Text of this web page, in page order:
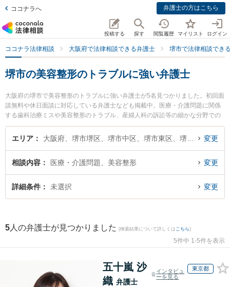
ココナラへ 弁護士の方はこちら
投稿する 探す 閲覧履歴 マイリスト ログイン
ココナラ法律相談 大阪府で法律相談できる弁護士 堺市で法律相談でき
堺市の美容整形のトラブルに強い弁護士
大阪府の堺市で美容整形のトラブルに強い弁護士が5名見つかりました。初回面
談無料や休日面談に対応している弁護士なども掲載中。医療・介護問題に関係
する歯科治療ミスや美容整形のトラブル、産婦人科の訴訟等の細かな分野での
絞り込み検索もでき便利です。特に堺中央法律事務所の野田 雅史弁護士や堺駅
前法律事務所の橋 正幸弁護士、田渕総合法律事務所の田渕 大介弁護士のプロフ
『美容整形のトラブルのトラブル解決の実績豊富な近くの弁護士を検索した
い』『初回相談無料で美容整形のトラブルを法律相談できる堺市内の弁護士に
相談予約したい』などでお困りの相談者さんにおすすめです。
エリア 変更
相談内容 医療・介護問題、美容整形 変更
詳細条件 未選択 変更
5 人の弁護士が見つかりました (検索結果について詳しくは こちら)
5件中 1-5件を表示
五十嵐 沙
織 弁護士
インタビュ
ーを見る
東京都